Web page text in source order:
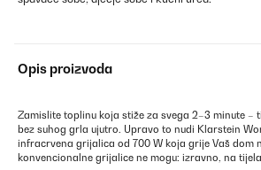
Opis proizvoda
Zamislite toplinu koja stiže za svega 2–3 minute –
bez suhog grla ujutro. Upravo to nudi Klarstein
infracrvena grijalica od 700 W koja grije Vaš dom
konvencionalne grijalice ne mogu: izravno, na